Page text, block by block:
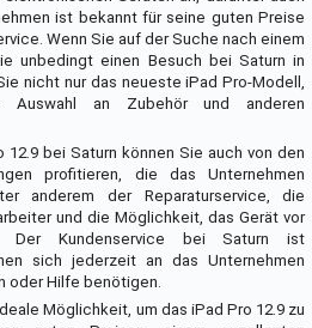
ist bekannt für seine guten Preise
Wenn Sie auf der Suche nach einem
unbedingt einen Besuch bei Saturn in
nicht nur das neueste iPad Pro-Modell,
an Zubehör und anderen
bei Saturn können Sie auch von den
profitieren, die das Unternehmen
anderem der Reparaturservice, die
und die Möglichkeit, das Gerät vor
Der Kundenservice bei Saturn ist
sich jederzeit an das Unternehmen
oder Hilfe benötigen.
Möglichkeit, um das iPad Pro 12.9 zu